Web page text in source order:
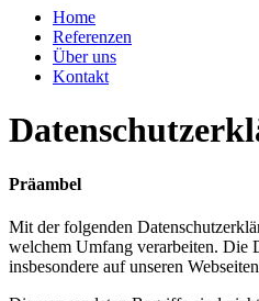
Home
Referenzen
Über uns
Kontakt
Präambel
Mit der folgenden
welchem Umfang verarbeiten. Die
insbesondere auf unseren